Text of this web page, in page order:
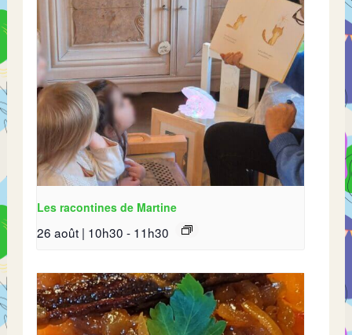
Les racontines de Martine
26 août | 10h30 - 11h30